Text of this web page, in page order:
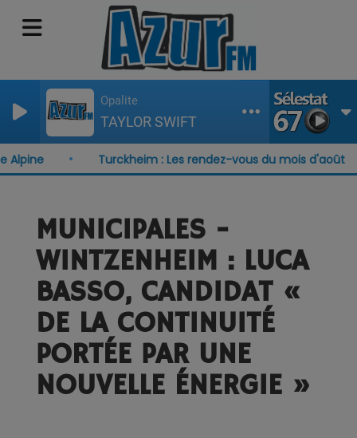
Opalite
TAYLOR SWIFT
Turckheim : Les rendez-vous du mois d'août
MUNICIPALES -
WINTZENHEIM : LUCA
BASSO, CANDIDAT «
DE LA CONTINUITÉ
PORTÉE PAR UNE
NOUVELLE ÉNERGIE »